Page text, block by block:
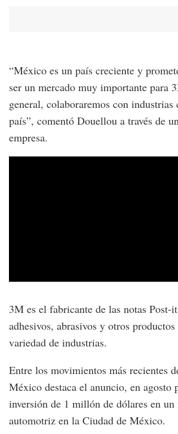
“México es un país creciente y
ser un mercado muy importante para
general, colaboraremos con industrias
país”, comentó Douellou a través de
empresa.
3M es el fabricante de las notas Post-
adhesivos, abrasivos y otros
variedad de industrias.
Entre los movimientos más recientes
México destaca el anuncio, en agosto
inversión de 1 millón de dólares en un
automotriz en la Ciudad de México.